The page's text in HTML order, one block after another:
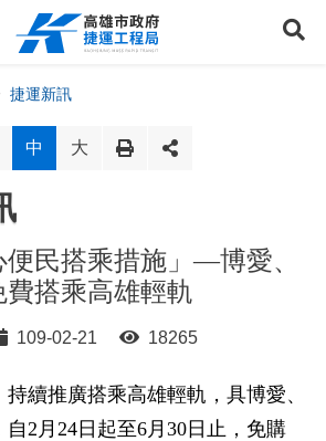
道
網站導覽
捷運新訊
中 大
便民搭乘措施」—博愛、
搭乘高雄輕軌
109-02-21 18265
續推廣搭乘高雄輕軌，具博愛、
2月24日起至6月30日止，免購